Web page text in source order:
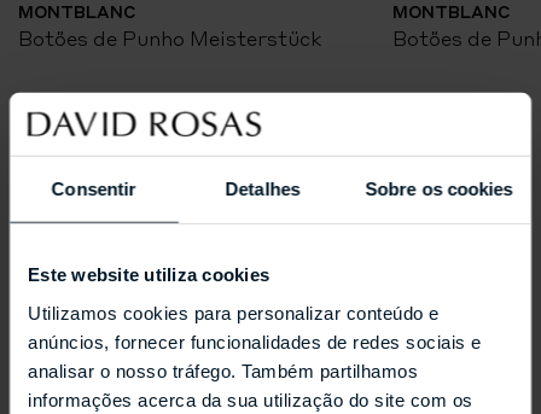
Consentir Detalhes Sobre os cookies
Este website utiliza cookies
Utilizamos cookies para personalizar conteúdo e
anúncios, fornecer funcionalidades de redes sociais e
analisar o nosso tráfego. Também partilhamos
informações acerca da sua utilização do site com os
MONTBLANC
Botões de Punho Meisterstück
MONTBLANC
Botões de
Coleções Selecionadas